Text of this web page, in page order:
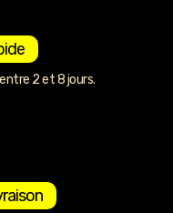
2 et 8 jours.